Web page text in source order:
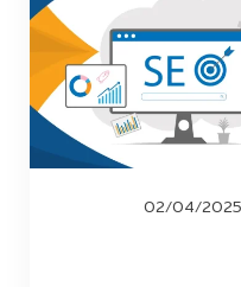
02/04/2025